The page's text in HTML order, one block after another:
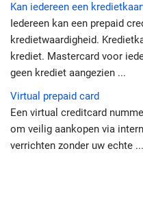
Kan iedereen een
Iedereen kan een prepaid
kredietwaardigheid.
krediet. Mastercard voor
geen krediet aangezien ...
Virtual prepaid card
Een virtual creditcard
om veilig aankopen via
verrichten zonder uw echte ...